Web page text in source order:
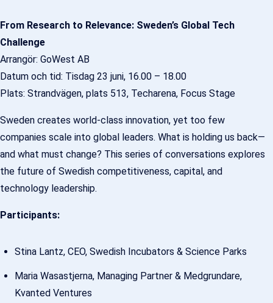
From Research to Relevance: Sweden’s Global Tech
Challenge
Arrangör: GoWest AB
Datum och tid: Tisdag 23 juni, 16.00 – 18.00
Plats: Strandvägen, plats 513, Techarena, Focus Stage
Sweden creates world-class innovation, yet too few
companies scale into global leaders. What is holding us back—
and what must change? This series of conversations explores
the future of Swedish competitiveness, capital, and
technology leadership.
Participants:
Stina Lantz, CEO, Swedish Incubators & Science Parks
Maria Wasastjerna, Managing Partner & Medgrundare,
Kvanted Ventures